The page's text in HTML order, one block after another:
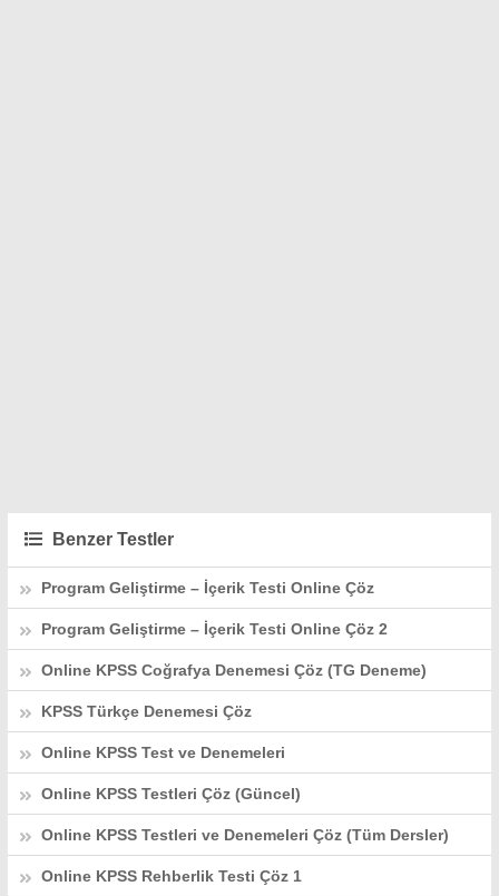
Benzer Testler
Program Geliştirme – İçerik Testi Online Çöz
Program Geliştirme – İçerik Testi Online Çöz 2
Online KPSS Coğrafya Denemesi Çöz (TG Deneme)
KPSS Türkçe Denemesi Çöz
Online KPSS Test ve Denemeleri
Online KPSS Testleri Çöz (Güncel)
Online KPSS Testleri ve Denemeleri Çöz (Tüm Dersler)
Online KPSS Rehberlik Testi Çöz 1